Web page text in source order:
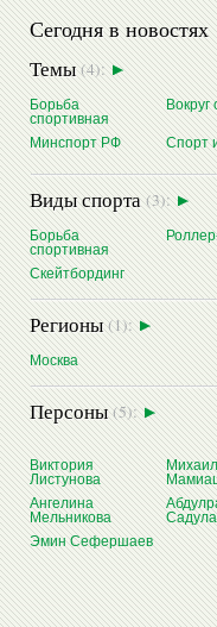
Михаил
МАМИАШВИЛИ
1941г. — родилась
ПРОКОПЕНКО
(баскетбол)
1964г. — родился
ЖУРАВСКИЙ(гребля на
и каноэ)
1964г. — родилсяЮрий
(хоккей)
Сегодня в новостях
Темы(4):
Борьба
спортивная
Вокруг
Минспорт РФ Спорт
Виды спорта(3):
Борьба
спортивная
Скейтбординг
Регионы(1):
Москва
Персоны(5):
Виктория
Листунова
Михаил
Ангелина
Мельникова
Эмин Сефершаев